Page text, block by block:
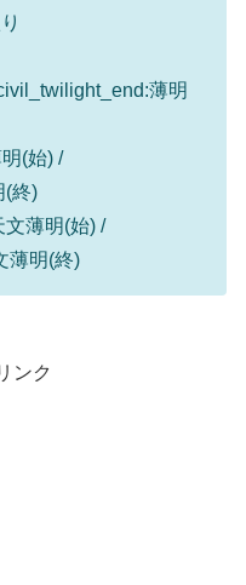
薄明
(始) /
(終)
薄明(始) /
薄明(終)
ンク